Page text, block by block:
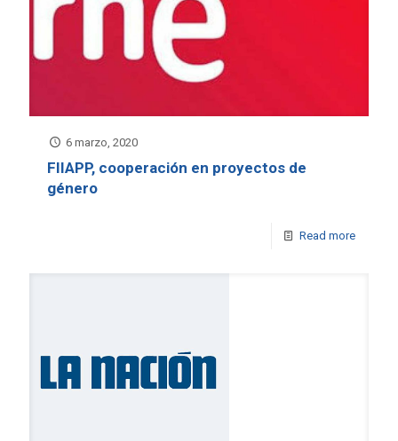
6 marzo, 2020
FIIAPP, cooperación en proyectos de
género
Read more